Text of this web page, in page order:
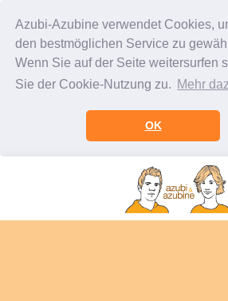
Azubi-Azubine verwendet Cookies,
den bestmöglichen Service zu
Wenn Sie auf der Seite weitersurfen
Sie der Cookie-Nutzung zu. Mehr
OK